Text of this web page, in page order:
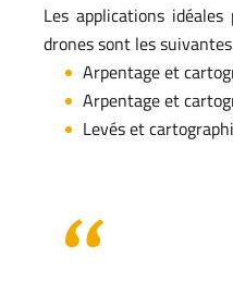
Les applications
drones sont les
Arpentage et
Arpentage et
Levés et